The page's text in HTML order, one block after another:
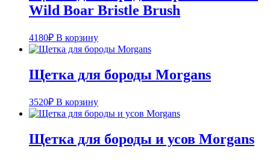
Wild Boar Bristle Brush
4180₽ В корзину
Щетка для бороды Morgans
3520₽ В корзину
Щетка для бороды и усов Morgans